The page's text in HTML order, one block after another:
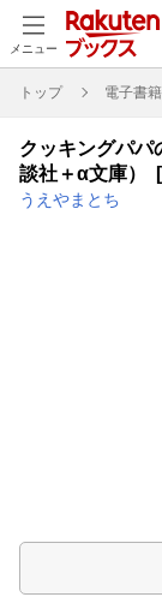
メニュー
トップ 電子書籍
クッキングパパ
談社＋α文庫）
うえやまとち